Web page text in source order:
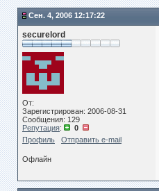
Сен. 4, 2006 12:17:22
securelord
От:
Зарегистрирован: 2006-08-31
Сообщения: 129
Репутация:
0
Профиль
Отправить e-mail
Офлайн